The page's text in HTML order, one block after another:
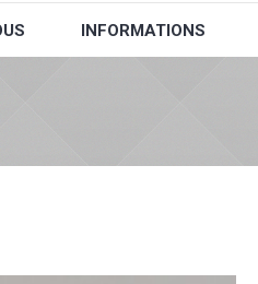
INFORMATIONS